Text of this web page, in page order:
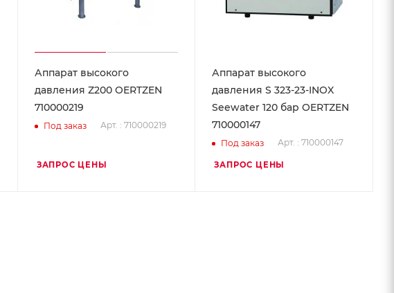
Аппарат высокого
давления Z200 OERTZEN
710000219
Под заказ Арт. : 710000219
ЗАПРОС ЦЕНЫ
Аппарат высокого
давления S 323-23-INOX
Seewater 120 бар OERTZEN
710000147
Под заказ Арт. : 710000147
ЗАПРОС ЦЕНЫ